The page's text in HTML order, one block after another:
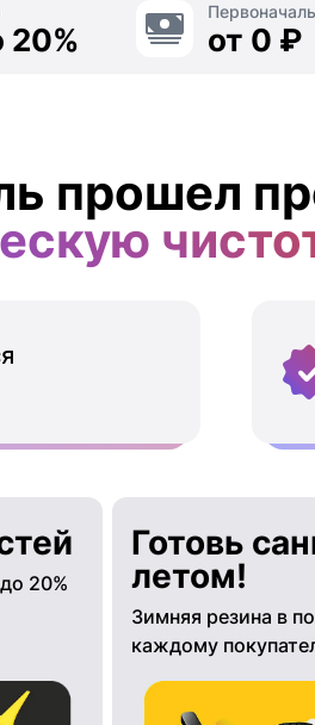
20% от 0 ₽
прошел
20%
Готовь
летом!
Зимняя резина в
каждому